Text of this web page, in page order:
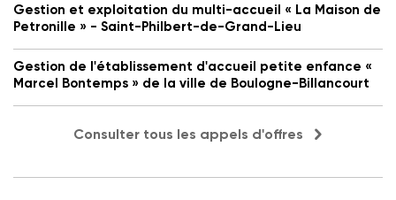
Gestion et exploitation du multi-accueil « La Maison de
Petronille » - Saint-Philbert-de-Grand-Lieu
Gestion de l'établissement d'accueil petite enfance «
Marcel Bontemps » de la ville de Boulogne-Billancourt
Consulter tous les appels d'offres